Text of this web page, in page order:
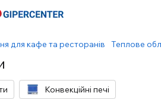
для кафе та ресторанів Теплове
Конвекційні печі